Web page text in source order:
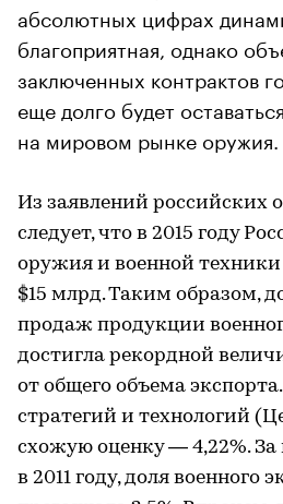
абсолютных цифрах
благоприятная, однако
заключенных контрактов
еще долго будет
на мировом рынке оружия.
Из заявлений российских
следует, что в 2015 году
оружия и военной
$15 млрд. Таким образом,
продаж продукции
достигла рекордной
от общего объема
стратегий и технологий
схожую оценку — 4,22%. За
в 2011 году, доля военного